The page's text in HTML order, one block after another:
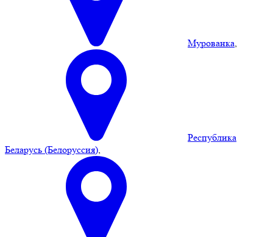
Мурованка,
Республика
Беларусь (Белоруссия),